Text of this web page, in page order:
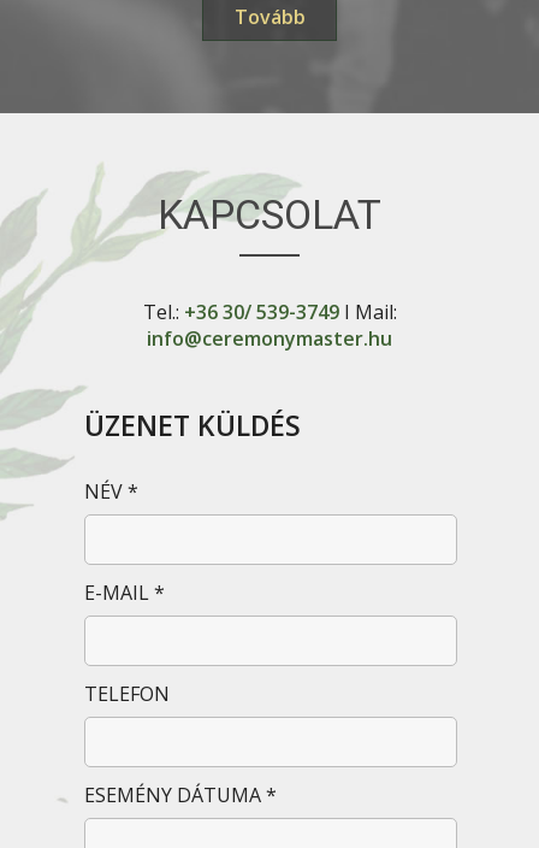
Tovább
KAPCSOLAT
Tel.: +36 30/ 539-3749I Mail:
info@ceremonymaster.hu
ÜZENET KÜLDÉS
NÉV *
E-MAIL *
TELEFON
ESEMÉNY DÁTUMA *